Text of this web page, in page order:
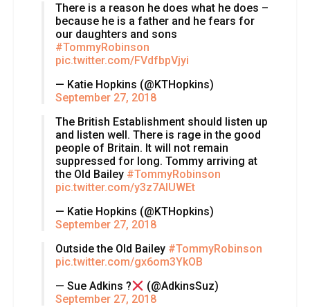
There is a reason he does what he does –
because he is a father and he fears for
our daughters and sons
#TommyRobinson
pic.twitter.com/FVdfbpVjyi
— Katie Hopkins (@KTHopkins)
September 27, 2018
The British Establishment should listen up
and listen well. There is rage in the good
people of Britain. It will not remain
suppressed for long. Tommy arriving at
the Old Bailey #TommyRobinson
pic.twitter.com/y3z7AIUWEt
— Katie Hopkins (@KTHopkins)
September 27, 2018
Outside the Old Bailey #TommyRobinson
pic.twitter.com/gx6om3YkOB
— Sue Adkins ?
(@AdkinsSuz)
September 27, 2018